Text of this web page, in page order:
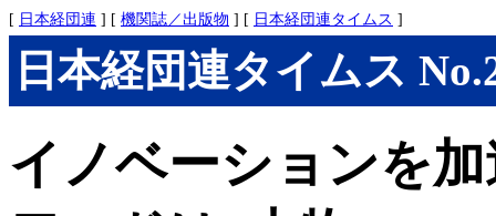
[ 日本経団連 ] [ 機関誌／出版物 ] [ 日本経団連タイムス ]
日本経団連タイムス
イノベーションを